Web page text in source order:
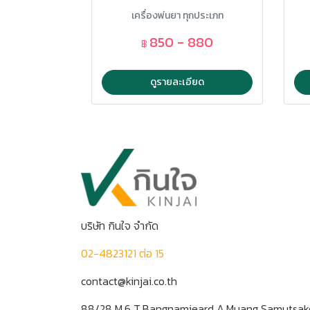
เครื่องพ่นยา ทุกประเภท
฿ 850 - 880
ดูรายละเอียด
บริษัท กินใจ จำกัด
02-4823121 ต่อ 15
contact@kinjai.co.th